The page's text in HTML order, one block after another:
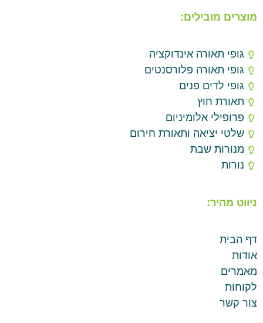
מוצרים מובילים:
גופי תאורה אינדוקציה
גופי תאורה פלורסנטים
גופי לדים פנים
תאורת חוץ
פרופילי אלומיניום
שלטי יציאה ותאורת חירום
מנורות שבת
נורות
ניווט מהיר:
דף הבית
אודות
מאמרים
לקוחות
צור קשר